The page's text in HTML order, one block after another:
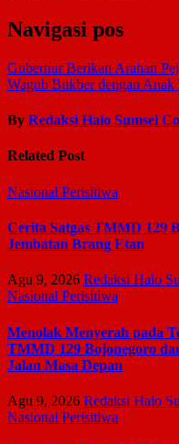
Navigasi pos
Gubernur Berikan Arahan
Wagub Bukber dengan Anak
By Redaksi Halo Sumsel
Related Post
Nasional Perisitiwa
Cerita Satgas TMMD 129
Jembatan Brang Etan
Agu 9, 2026 Redaksi Halo
Nasional Perisitiwa
Menolak Menyerah pada
TMMD 129 Bojonegoro
Jalan Masa Depan
Agu 9, 2026 Redaksi Halo
Nasional Perisitiwa